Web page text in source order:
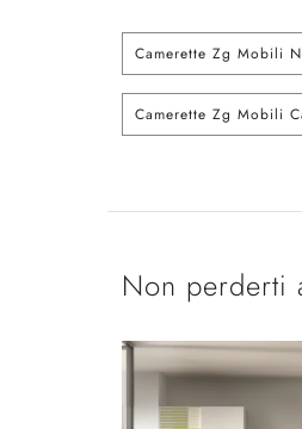
Camerette Zg Mobili
Camerette Zg Mobili
Non perderti